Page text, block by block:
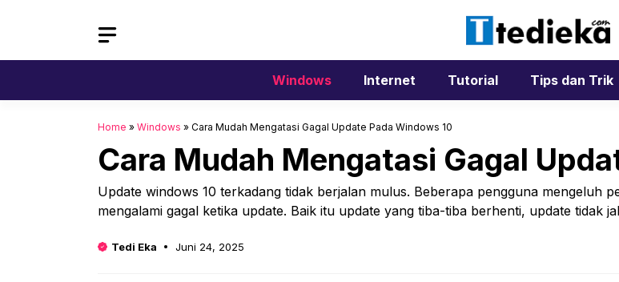
Windows Internet Tutorial Tips dan Trik
Home » Windows » Cara Mudah Mengatasi Gagal Update Pada Windows 10
Cara Mudah Mengatasi Gagal
Update windows 10 terkadang tidak berjalan mulus. Beberapa pengguna mengeluh
mengalami gagal ketika update. Baik itu update yang tiba-tiba berhenti, update tidak
Tedi Eka Juni 24, 2025